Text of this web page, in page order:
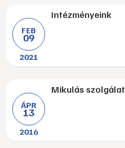
FEB
09
2021
Intézményeink
ÁPR
13
2016
Mikulás szolgálat